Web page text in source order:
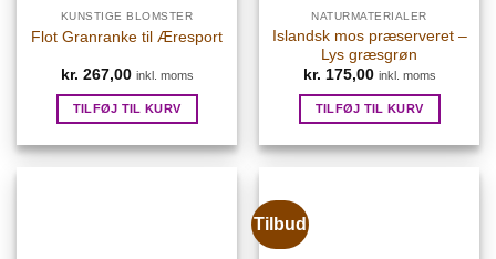
KUNSTIGE BLOMSTER
Flot Granranke til Æresport
kr. 267,00 inkl. moms
TILFØJ TIL KURV
NATURMATERIALER
Islandsk mos præserveret –
Lys græsgrøn
kr. 175,00 inkl. moms
TILFØJ TIL KURV
Tilbud